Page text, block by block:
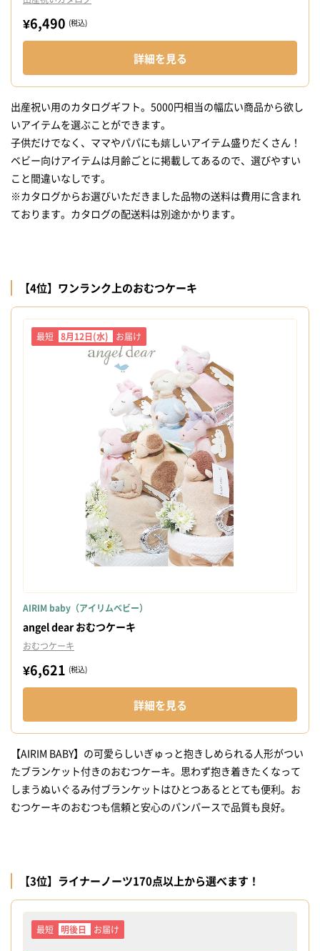
¥6,490 (税込)
詳細を見る
出産祝い用のカタログギフト。5000円相当の幅広い商品から欲し
いアイテムを選ぶことができます。
子供だけでなく、ママやパパにも嬉しいアイテム盛りだくさん！
ベビー向けアイテムは月齢ごとに掲載してあるので、選びやすい
こと間違いなしです。
※カタログからお選びいただきました品物の送料は費用に含まれ
ております。カタログの配送料は別途かかります。
【4位】ワンランク上のおむつケーキ
最短 8月12日(水) お届け
AIRIM baby（アイリムベビー）
angel dear おむつケーキ
おむつケーキ
¥6,621 (税込)
詳細を見る
【AIRIM BABY】の可愛らしいぎゅっと抱きしめられる人形がつい
たブランケット付きのおむつケーキ。思わず抱き着きたくなって
しまうぬいぐるみ付ブランケットはひとつあるととても便利。お
むつケーキのおむつも信頼と安心のパンパースで品質も良好。
【3位】ライナーノーツ170点以上から選べます！
最短 明後日 お届け